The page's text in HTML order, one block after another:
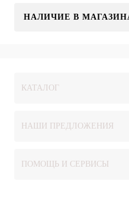
НАЛИЧИЕ В
КАТАЛОГ
НАШИ ПРЕДЛОЖЕНИЯ
ПОМОЩЬ И СЕРВИСЫ